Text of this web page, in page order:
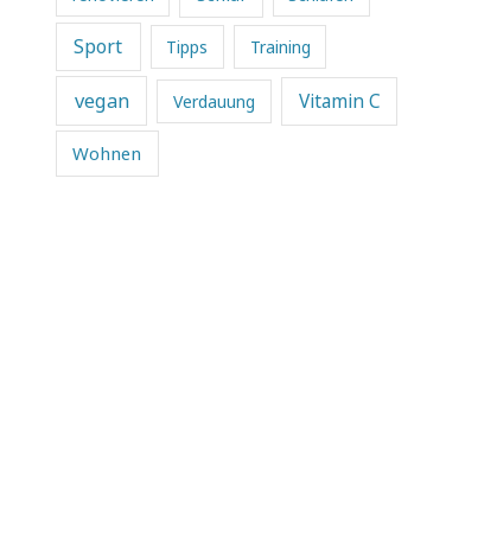
Sport Tipps Training
vegan Verdauung Vitamin C
Wohnen